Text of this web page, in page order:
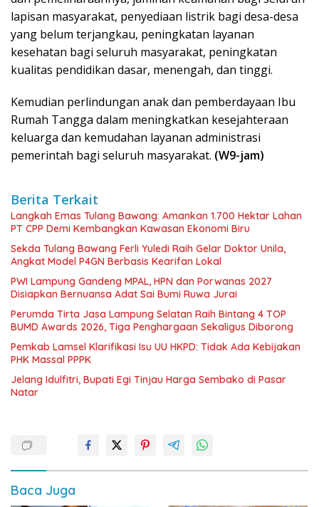
lapisan masyarakat, penyediaan listrik bagi desa-desa
yang belum terjangkau, peningkatan layanan
kesehatan bagi seluruh masyarakat, peningkatan
kualitas pendidikan dasar, menengah, dan tinggi.
Kemudian perlindungan anak dan pemberdayaan Ibu
Rumah Tangga dalam meningkatkan kesejahteraan
keluarga dan kemudahan layanan administrasi
pemerintah bagi seluruh masyarakat. (W9-jam)
Berita Terkait
Langkah Emas Tulang Bawang: Amankan 1.700 Hektar Lahan
PT CPP Demi Kembangkan Kawasan Ekonomi Biru
Sekda Tulang Bawang Ferli Yuledi Raih Gelar Doktor Unila,
Angkat Model P4GN Berbasis Kearifan Lokal
PWI Lampung Gandeng MPAL, HPN dan Porwanas 2027
Disiapkan Bernuansa Adat Sai Bumi Ruwa Jurai
Perumda Tirta Jasa Lampung Selatan Raih Bintang 4 TOP
BUMD Awards 2026, Tiga Penghargaan Sekaligus Diborong
Pemkab Lamsel Klarifikasi Isu UU HKPD: Tidak Ada Kebijakan
PHK Massal PPPK
Jelang Idulfitri, Bupati Egi Tinjau Harga Sembako di Pasar
Natar
Baca Juga